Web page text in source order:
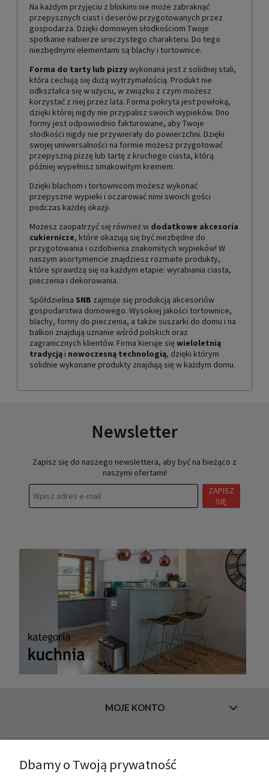
Na każdym przyjęciu z bliskimi nie może zabraknąć
przepysznych ciast i deserów przygotowanych przez
gospodarza. Dzięki domowym słodkościom Twoje
spotkanie nabierze uroczystego charakteru. Do tego
niezbędnymi elementami są blachy i tortownice.
Forma do tarty lub pizzywykonana jest z solidnej stali,
która cechują się dużą wytrzymałością. Produkt nie
odkształca się w użyciu, w związku z czym możesz
korzystać z niej przez lata. Forma pokryta jest powłoką,
dzięki której nigdy nie przypalisz swoich wypieków. Dno
formy jest odpowiednio fakturowane, aby Twoje
słodkości nigdy nie przywierały do powierzchni. Dzięki
swojej uniwersalności na formie możesz przygotować
przepyszną pizzę lub tartę z kruchego ciasta, którą
później wypełnisz smakowitym kremem.
Dzięki blachom i tortownicom możesz wykonać
przepyszne wypieki i oczarować nimi swoich gości
podczas każdej okazji.
Możesz zaopatrzyć się również w dodatkowe akcesoria
cukiernicze, które okazują się być niezbędne do
przygotowania i ozdobienia znakomitych wypieków! W
naszym asortymencie znajdziesz rozmaite produkty,
które sprawdzą się na każdym etapie: wyrabiania ciasta,
pieczenia i dekorowania.
Spółdzielnia SNB zajmuje się produkcją akcesoriów
gospodarstwa domowego. Wysokiej jakości tortownice,
blachy, formy do pieczenia, a także suszarki do domu i na
balkon znajdują uznanie wśród polskich oraz
zagranicznych klientów. Firma kieruje sięwieloletnią
tradycją i nowoczesną technologią, dzięki którym
solidnie wykonane produkty znajdują się w każdym domu.
Newsletter
Zapisz się do naszego newslettera, aby być na bieżąco z
naszymi ofertami!
ZAPISZ
SIĘ
MOJE KONTO
Dbamy o Twoją prywatność